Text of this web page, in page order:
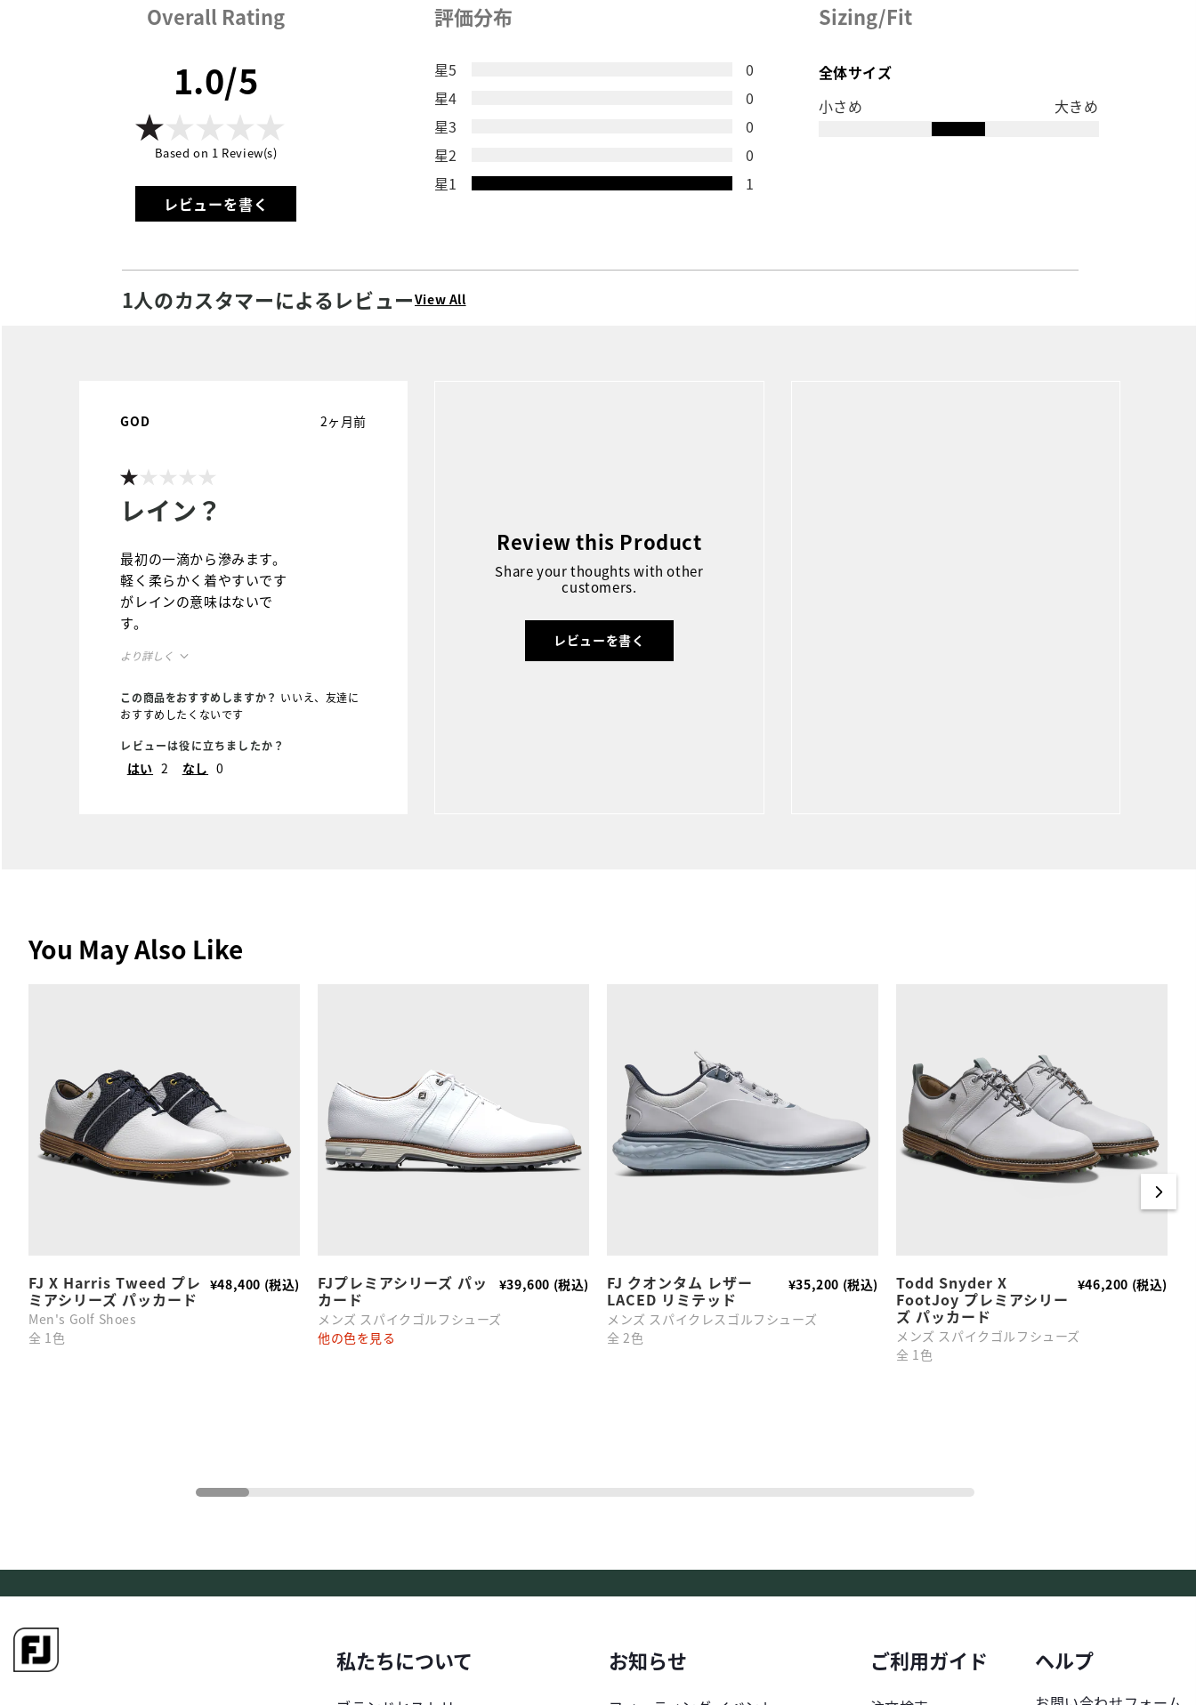
Overall Rating
1.0/5
Based on 1 Review(s)
レビューを書く
評価分布
星5
0
星4
0
星3
0
星2
0
星1
1
Sizing/Fit
全体サイズ
小さめ
大きめ
1人のカスタマーによるレビューView All
レイン？
2ヶ月前
GOD
最初の一滴から滲みます。
軽く柔らかく着やすいです
がレインの意味はないで
す。
より詳しく
ちょうどいい
快適さ
耐久性
機能
この商品をおすすめしますか？ いいえ、友達に
おすすめしたくないです
レビューは役に立ちましたか？
はい 2 なし 0
Review this Product
Share your thoughts with other
customers.
レビューを書く
You May Also Like
FJ X Harris Tweed プレ
ミアシリーズ パッカード
Men's Golf Shoes
¥48,400 (税込)
全 1色
FJプレミアシリーズ パッ
カード
メンズ スパイクゴルフシューズ
¥39,600 (税込)
他の色を見る
FJ クオンタム レザー
LACED リミテッド
メンズ スパイクレスゴルフシューズ
¥35,200 (税込)
全 2色
Todd Snyder X
FootJoy プレミアシリー
ズ パッカード
メンズ スパイクゴルフシューズ
¥46,200 (税込)
全 1色
私たちについて お知らせ ご利用ガイド ヘルプ